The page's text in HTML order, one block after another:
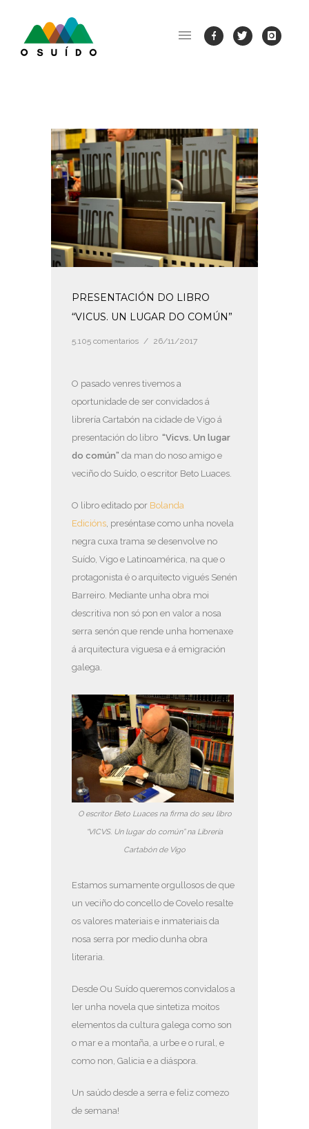
PRESENTACIÓN DO LIBRO
“VICUS. UN LUGAR DO COMÚN”
5.105 comentarios / 26/11/2017
O pasado venres tivemos a
oportunidade de ser convidados á
librería Cartabón na cidade de Vigo á
presentación do libro “Vicvs. Un lugar
do común” da man do noso amigo e
veciño do Suído, o escritor Beto Luaces.
O libro editado por Bolanda
Edicións preséntase como unha novela
negra cuxa trama se desenvolve no
Suído, Vigo e Latinoamérica, na que o
protagonista é o arquitecto vigués Senén
Barreiro. Mediante unha obra moi
descritiva non só pon en valor a nosa
serra senón que rende unha homenaxe
á arquitectura viguesa e á emigración
galega.
O escritor Beto Luaces na firma do seu libro
“VICVS. Un lugar do común” na Librería
Cartabón de Vigo
Estamos sumamente orgullosos de que
un veciño do concello de Covelo resalte
os valores materiais e inmateriais da
nosa serra por medio dunha obra
literaria.
Desde Ou Suído queremos convidalos a
ler unha novela que sintetiza moitos
elementos da cultura galega como son
o mar e a montaña, a urbe e o rural, e
como non, Galicia e a diáspora.
Un saúdo desde a serra e feliz comezo
de semana!